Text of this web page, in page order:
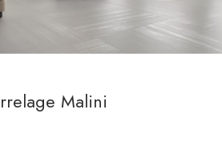
Malini